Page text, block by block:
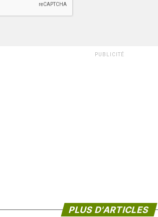
PUBLICITÉ
PLUS D'ARTICLES